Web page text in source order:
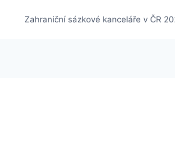
Zahraniční sázkové kanceláře v ČR